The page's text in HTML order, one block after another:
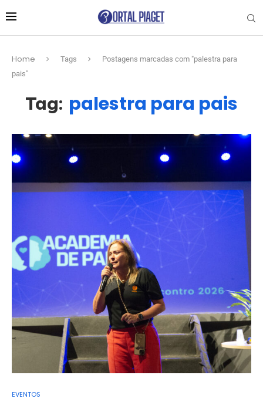
Home Tags
Postagens marcadas com "palestra para
pais"
Tag: palestra para pais
EVENTOS